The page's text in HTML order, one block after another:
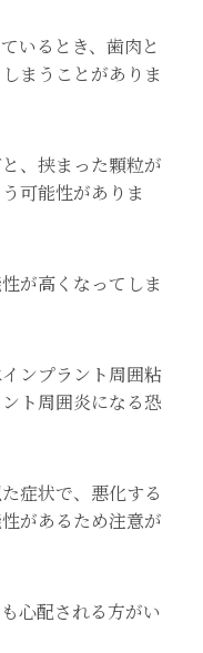
いるとき、歯肉と
まうことがありま
、挟まった顆粒が
可能性がありま
が高くなってしま
ンプラント周囲粘
ト周囲炎になる恐
症状で、悪化する
があるため注意が
心配される方がい